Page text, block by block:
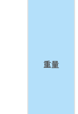
重量